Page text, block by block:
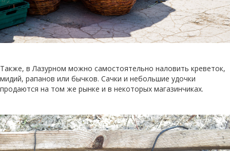
Также, в Лазурном можно самостоятельно наловить креветок,
мидий, рапанов или бычков. Сачки и небольшие удочки
продаются на том же рынке и в некоторых магазинчиках.